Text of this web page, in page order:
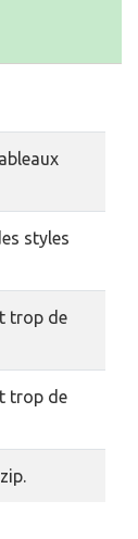
styles
trop de
trop de